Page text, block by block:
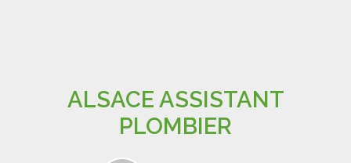
ALSACE ASSISTANT
PLOMBIER